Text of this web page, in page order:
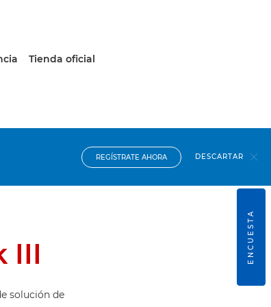
Tienda oficial
REGÍSTRATE AHORA DESCARTAR
III
solución de
ENCUESTA